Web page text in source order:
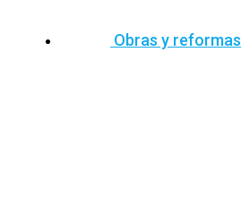
Obras y reformas